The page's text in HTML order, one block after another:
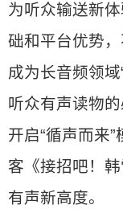
为听众输送新
础和平台优势
成为长音频领
听众有声读物
开启“循声而来
客《接招吧！
有声新高度。